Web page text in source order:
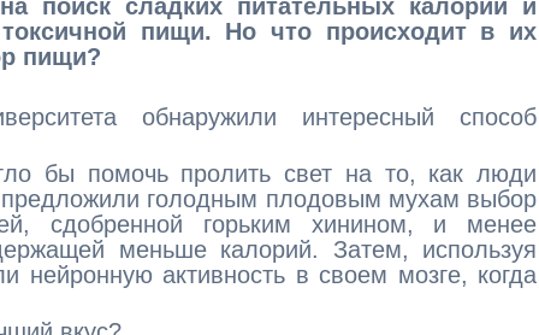
поиск сладких питательных калорий и
токсичной пищи. Но что происходит в их
пищи?
обнаружили интересный способ
бы помочь пролить свет на то, как люди
голодным плодовым мухам выбор
сдобренной горьким хинином, и менее
меньше калорий. Затем, используя
нейронную активность в своем мозге, когда